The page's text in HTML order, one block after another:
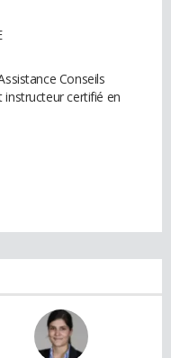
Conseils
instructeur certifié en